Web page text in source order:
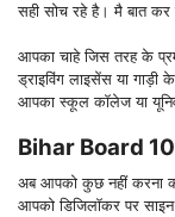
सही सोच रहे है। मै बात
आपका चाहे जिस तरह के
ड्राइविंग लाइसेंस या
आपका स्कूल कॉलेज या
Bihar Board
अब आपको कुछ नहीं करना
आपको डिजिलॉकर पर